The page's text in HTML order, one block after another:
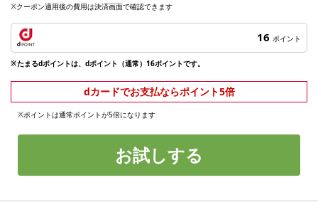
※クーポン適用後の費用は決済画面で確認できます
16 ポイント
※たまるdポイントは、dポイント（通常）16ポイントです。
dカードでお支払ならポイント5倍
※ポイントは通常ポイントが5倍になります
お試しする